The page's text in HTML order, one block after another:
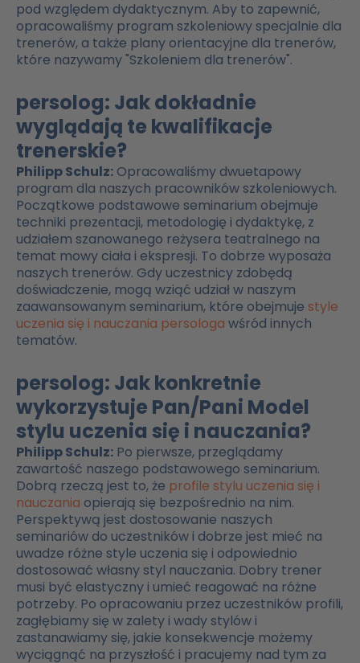
pod względem dydaktycznym. Aby to zapewnić,
opracowaliśmy program szkoleniowy specjalnie dla
trenerów, a także plany orientacyjne dla trenerów,
które nazywamy "Szkoleniem dla trenerów".
persolog: Jak dokładnie
wyglądają te kwalifikacje
trenerskie?
Philipp Schulz: Opracowaliśmy dwuetapowy
program dla naszych pracowników szkoleniowych.
Początkowe podstawowe seminarium obejmuje
techniki prezentacji, metodologię i dydaktykę, z
udziałem szanowanego reżysera teatralnego na
temat mowy ciała i ekspresji. To dobrze wyposaża
naszych trenerów. Gdy uczestnicy zdobędą
doświadczenie, mogą wziąć udział w naszym
zaawansowanym seminarium, które obejmuje style
uczenia się i nauczania persologa wśród innych
tematów.
persolog: Jak konkretnie
wykorzystuje Pan/Pani Model
stylu uczenia się i nauczania?
Philipp Schulz: Po pierwsze, przeglądamy
zawartość naszego podstawowego seminarium.
Dobrą rzeczą jest to, że profile stylu uczenia się i
nauczania opierają się bezpośrednio na nim.
Perspektywą jest dostosowanie naszych
seminariów do uczestników i dobrze jest mieć na
uwadze różne style uczenia się i odpowiednio
dostosować własny styl nauczania. Dobry trener
musi być elastyczny i umieć reagować na różne
potrzeby. Po opracowaniu przez uczestników profili,
zagłębiamy się w zalety i wady stylów i
zastanawiamy się, jakie konsekwencje możemy
wyciągnąć na przyszłość i pracujemy nad tym za